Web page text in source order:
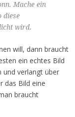
Mache ein
diese
wird.
will, dann braucht
ein echtes Bild
und verlangt über
das Bild eine
braucht